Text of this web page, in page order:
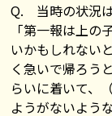
Q. 当時の状況
「第一報は上
いかもしれない
く急いで帰ろう
らいに着いて、
ようがないよう